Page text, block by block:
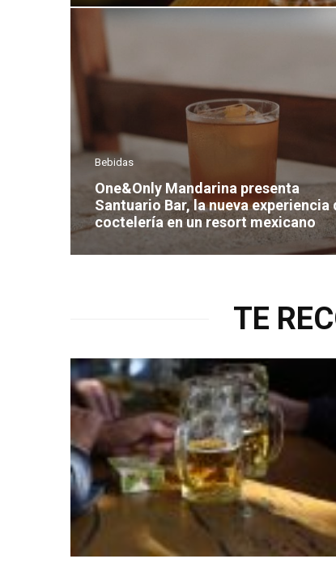
Bebidas
One&Only Mandarina presenta
Santuario Bar, la nueva experiencia
coctelería en un resort mexicano
TE